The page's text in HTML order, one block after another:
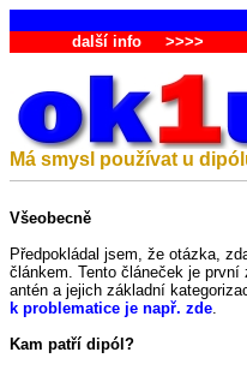
další info>>>>
Má smysl používat u
Všeobecně
Předpokládal jsem, že otázka,
článkem. Tento článeček je
antén a jejich základní
k problematice je např. zde.
Kam patří dipól?